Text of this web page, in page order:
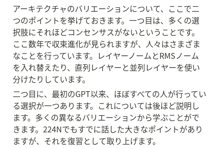
アーキテクチャのバリエーションについて、ここで二
つのポイントを挙げておきます。一つ目は、多くの選
択肢にそれほどコンセンサスがないということです。
ここ数年で収束進化が見られますが、人々はさまざま
なことを行っています。レイヤーノームとRMSノーム
を入れ替えたり、直列レイヤーと並列レイヤーを使い
分けたりしています。
二つ目に、最初のGPT以来、ほぼすべての人が行ってい
る選択が一つあります。これについては後ほど説明し
ます。多くの異なるバリエーションから学ぶことがで
きます。224Nでもすでに話した大きなポイントがあり
ますが、それを復習として取り上げます。